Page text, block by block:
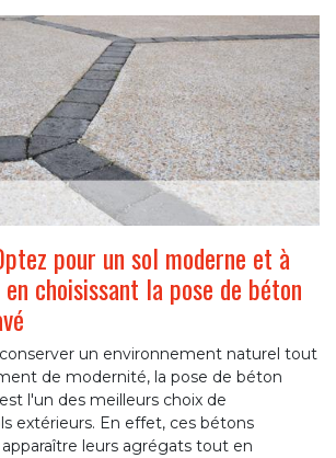
pour un sol moderne et à
choisissant la pose de béton
un environnement naturel tout
de modernité, la pose de béton
l'un des meilleurs choix de
extérieurs. En effet, ces bétons
leurs agrégats tout en